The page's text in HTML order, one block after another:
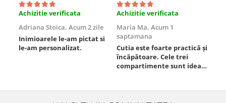
Achizitie verificata
Adriana Stoica, Acum 2 zile
Inimioarele le-am pictat si
le-am personalizat.
Achizitie verificata
Maria Ma, Acum 1
saptamana
Cutia este foarte practică și
încăpătoare. Cele trei
compartimente sunt ideale
este sigură, fără scurgeri. O